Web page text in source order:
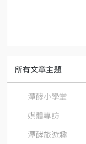
所有文章主題
潭酵小學堂
媒體專訪
潭酵旅遊趣